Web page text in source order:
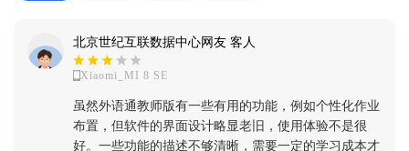
北京世纪互联数据中心网友 客人
Xiaomi_MI 8 SE
虽然外语通教师版有一些有用的功能，例如个性化作业
布置，但软件的界面设计略显老旧，使用体验不是很
好。一些功能的描述不够清晰，需要一定的学习成本才